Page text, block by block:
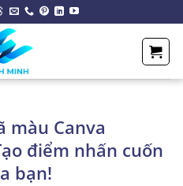
màu Canva
điểm nhấn cuốn
bạn!